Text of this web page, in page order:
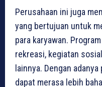
Perusahaan ini juga
yang bertujuan untuk
para karyawan.
rekreasi, kegiatan
lainnya. Dengan
dapat merasa lebih